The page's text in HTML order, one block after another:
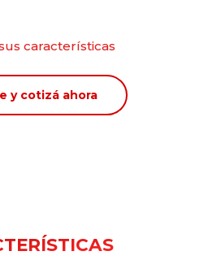
características
y cotizá ahora